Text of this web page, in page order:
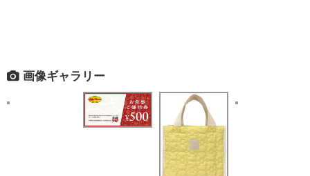
画像ギャラリー